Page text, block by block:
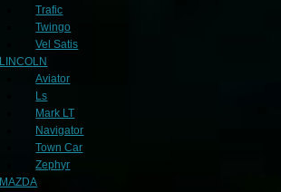
Trafic
Twingo
Vel Satis
LINCOLN
Aviator
Ls
Mark LT
Navigator
Town Car
Zephyr
MAZDA